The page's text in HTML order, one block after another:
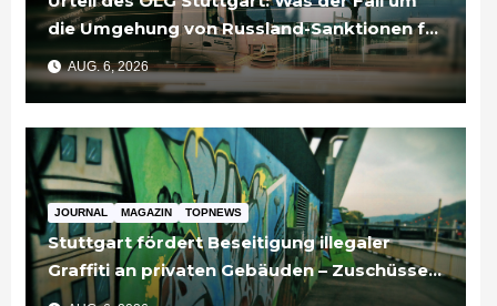
die Umgehung von Russland-Sanktionen für
Unternehmen bedeutet
AUG. 6, 2026
JOURNAL MAGAZIN TOPNEWS
Stuttgart fördert Beseitigung illegaler
Graffiti an privaten Gebäuden – Zuschüsse
bis 3.500 Euro